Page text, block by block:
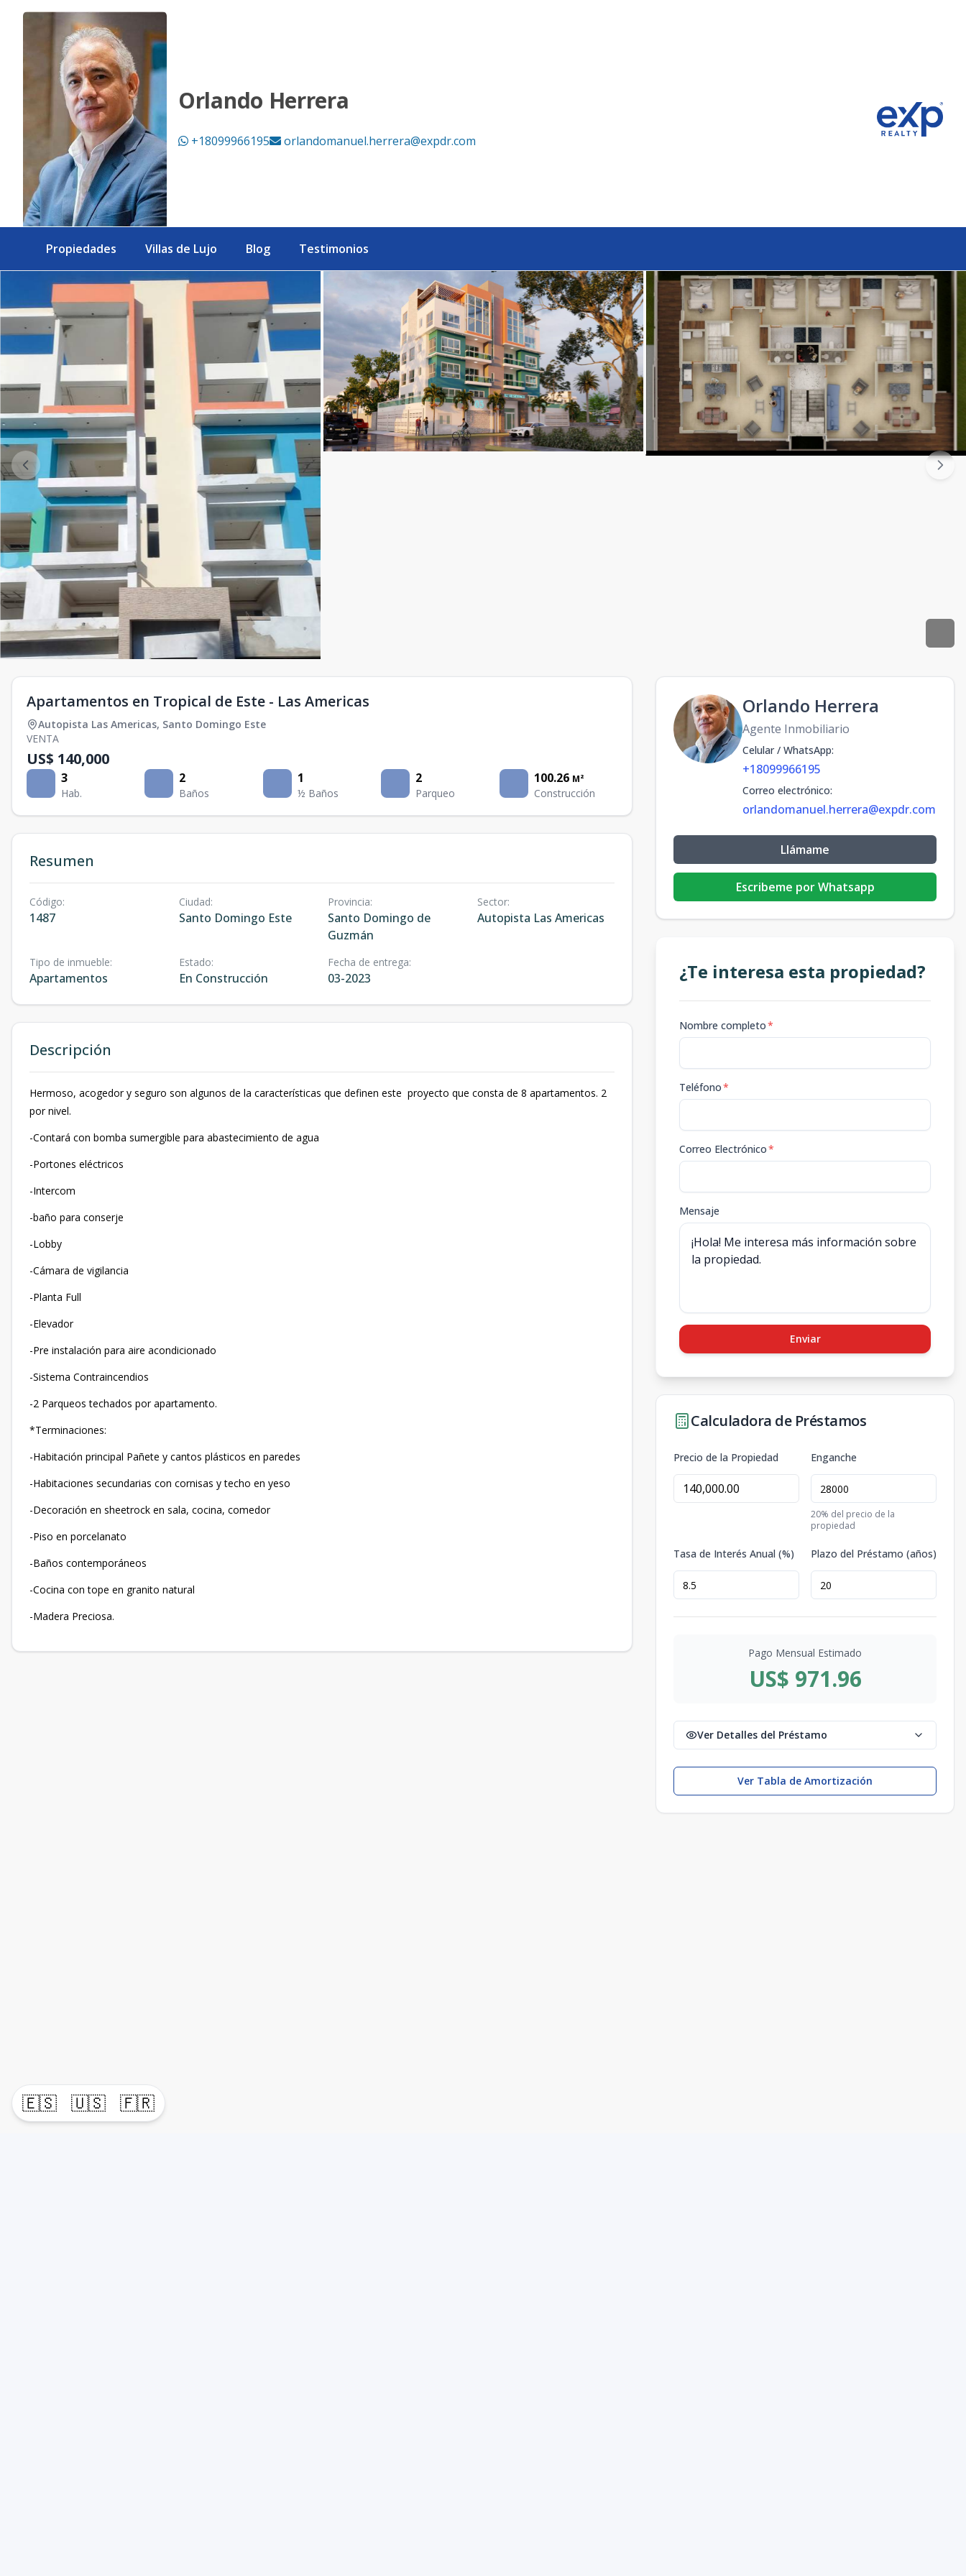
🇪🇸 🇺🇸 🇫🇷
Orlando Herrera
+18099966195 orlandomanuel.herrera@expdr.com
Propiedades Villas de Lujo Blog Testimonios
Apartamentos en Tropical de Este - Las Americas
Autopista Las Americas, Santo Domingo Este
VENTA
US$ 140,000
3
Hab.
2
Baños
1
½ Baños
2
Parqueo
100.26 M²
Construcción
Resumen
Código:
1487
Ciudad:
Santo Domingo Este
Provincia:
Santo Domingo de
Guzmán
Sector:
Autopista Las Americas
Tipo de inmueble:
Apartamentos
Estado:
En Construcción
Fecha de entrega:
03-2023
Descripción
Hermoso, acogedor y seguro son algunos de la características que definen este proyecto que consta de 8 apartamentos. 2
por nivel.
-Contará con bomba sumergible para abastecimiento de agua
-Portones eléctricos
-Intercom
-baño para conserje
-Lobby
-Cámara de vigilancia
-Planta Full
-Elevador
-Pre instalación para aire acondicionado
-Sistema Contraincendios
-2 Parqueos techados por apartamento.
*Terminaciones:
-Habitación principal Pañete y cantos plásticos en paredes
-Habitaciones secundarias con cornisas y techo en yeso
-Decoración en sheetrock en sala, cocina, comedor
-Piso en porcelanato
-Baños contemporáneos
-Cocina con tope en granito natural
-Madera Preciosa.
Orlando Herrera
Agente Inmobiliario
Celular / WhatsApp:
+18099966195
Correo electrónico:
orlandomanuel.herrera@expdr.com
Llámame
Escribeme por Whatsapp
¿Te interesa esta propiedad?
Nombre completo*
Teléfono*
Correo Electrónico*
Mensaje
Enviar
Calculadora de Préstamos
Precio de la Propiedad Enganche
20% del precio de la
propiedad
Tasa de Interés Anual (%) Plazo del Préstamo (años)
Pago Mensual Estimado
US$ 971.96
Ver Detalles del Préstamo
Ver Tabla de Amortización
Apartamentos en Tropical de Este - Las Americas - eXp Realty República Dominicana